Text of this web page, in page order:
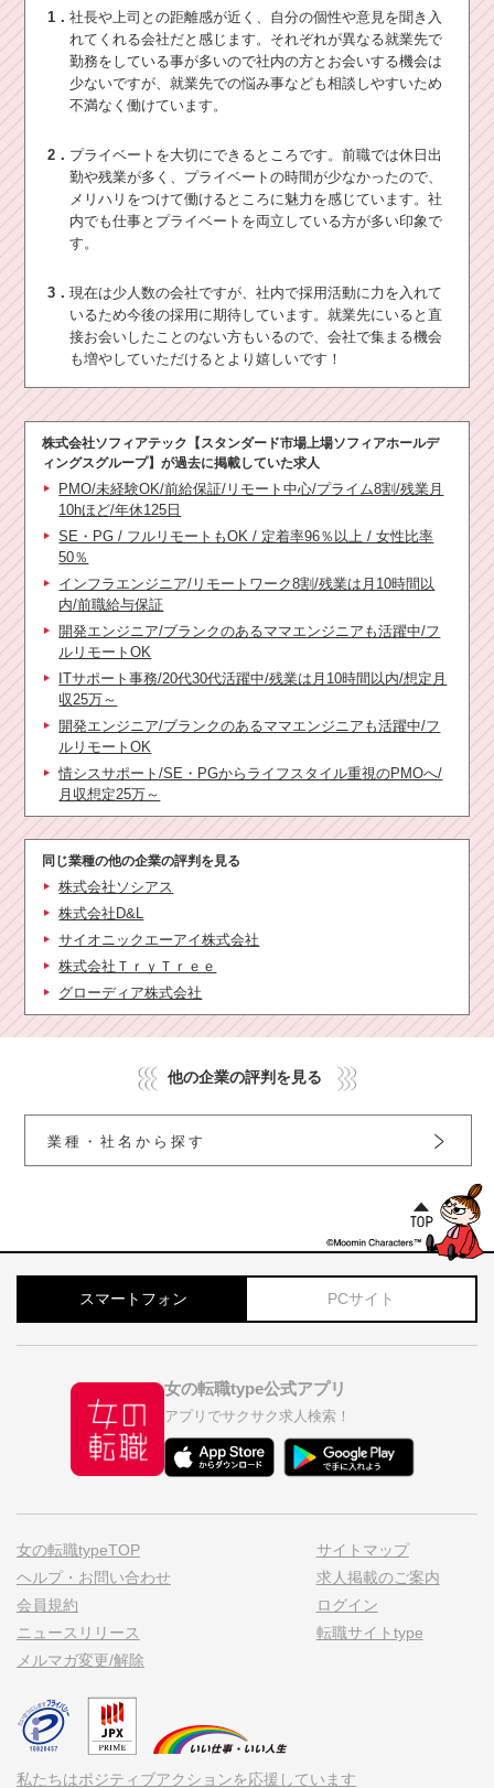
1．社長や上司との距離感が近く、自分の個性や意見を聞き入
れてくれる会社だと感じます。それぞれが異なる就業先で
勤務をしている事が多いので社内の方とお会いする機会は
少ないですが、就業先での悩み事なども相談しやすいため
不満なく働けています。
2． プライベートを大切にできるところです。前職では休日出
勤や残業が多く、プライベートの時間が少なかったので、
メリハリをつけて働けるところに魅力を感じています。社
内でも仕事とプライベートを両立している方が多い印象で
す。
3．現在は少人数の会社ですが、社内で採用活動に力を入れて
いるため今後の採用に期待しています。就業先にいると直
接お会いしたことのない方もいるので、会社で集まる機会
も増やしていただけるとより嬉しいです！
株式会社ソフィアテック【スタンダード市場上場ソフィアホールデ
ィングスグループ】が過去に掲載していた求人
PMO/未経験OK/前給保証/リモート中心/プライム8割/残業月
10hほど/年休125日
SE・PG / フルリモートもOK / 定着率96％以上 / 女性比率
50％
インフラエンジニア/リモートワーク8割/残業は月10時間以
内/前職給与保証
開発エンジニア/ブランクのあるママエンジニアも活躍中/フ
ルリモートOK
ITサポート事務/20代30代活躍中/残業は月10時間以内/想定月
収25万～
開発エンジニア/ブランクのあるママエンジニアも活躍中/フ
ルリモートOK
情シスサポート/SE・PGからライフスタイル重視のPMOへ/
月収想定25万～
同じ業種の他の企業の評判を見る
株式会社ソシアス
株式会社D&L
サイオニックエーアイ株式会社
株式会社ＴｒｙＴｒｅｅ
グローディア株式会社
他の企業の評判を見る
業種・社名から探す
スマートフォン PCサイト
女の転職type公式アプリ
アプリでサクサク求人検索！
女の転職typeTOP
ヘルプ・お問い合わせ
会員規約
ニュースリリース
メルマガ変更/解除
サイトマップ
求人掲載のご案内
ログイン
転職サイトtype
私たちはポジティブアクションを応援しています